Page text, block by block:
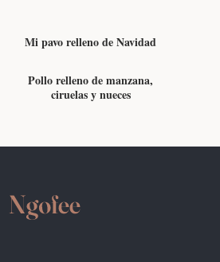
Mi pavo relleno de Navidad
AVES
Pollo relleno de manzana,
ciruelas y nueces